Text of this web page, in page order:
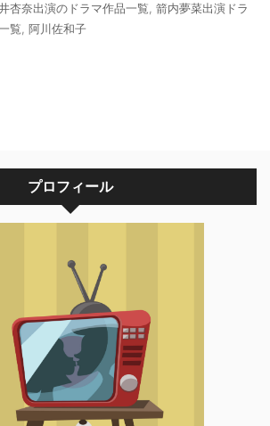
杏奈出演のドラマ作品一覧 箭内夢菜出演ドラ
覧 阿川佐和子
プロフィール